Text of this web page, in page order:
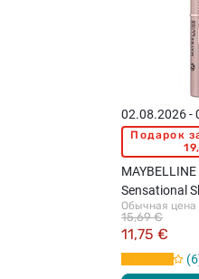
02.08.2026 -
Подарок
Sensational
ресниц,
Обычная цена
11,75 €
15,69 €
6